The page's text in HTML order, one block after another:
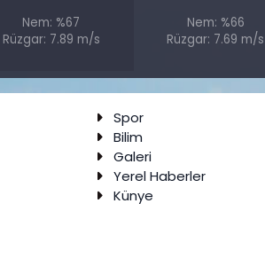
Nem: %67
Rüzgar: 7.89 m/s
Nem: %66
Rüzgar: 7.69 m/s
Spor
Bilim
Galeri
Yerel Haberler
Künye